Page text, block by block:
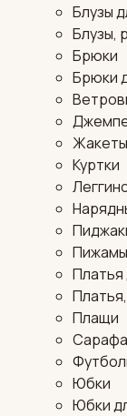
Блузы
Блузы,
Брюки
Брюки
Куртки
Пижамы
Платья
Плащи
Юбки
Юбки